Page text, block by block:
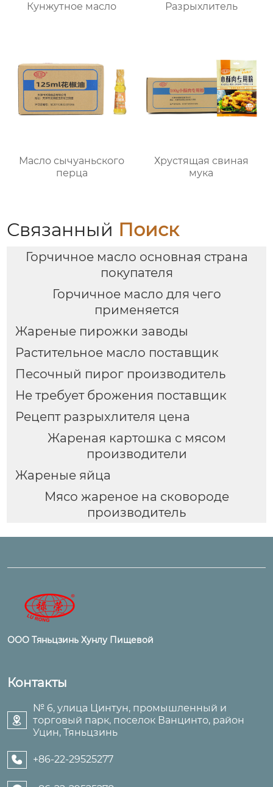
Кунжутное масло Разрыхлитель
Масло сычуаньского
перца
Хрустящая свиная
мука
Связанный Поиск
Горчичное масло основная страна
покупателя
Горчичное масло для чего
применяется
Жареные пирожки заводы
Растительное масло поставщик
Песочный пирог производитель
Не требует брожения поставщик
Рецепт разрыхлителя цена
Жареная картошка с мясом
производители
Жареные яйца
Мясо жареное на сковороде
производитель
ООО Тяньцзинь Хунлу Пищевой
Контакты

№ 6, улица Цинтун, промышленный и
торговый парк, поселок Ванцинто, район
Уцин, Тяньцзинь
 +86-22-29525277